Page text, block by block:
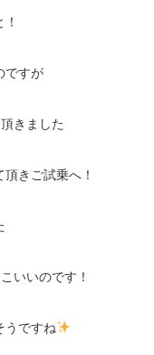
ですが
きました
きご試乗へ！
いいのです！
うですね